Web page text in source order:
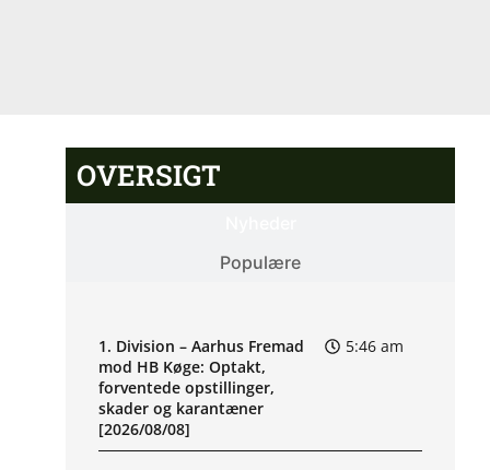
OVERSIGT
Populære
1. Division – Aarhus Fremad
mod HB Køge: Optakt,
forventede opstillinger,
skader og karantæner
[2026/08/08]
5:46 am